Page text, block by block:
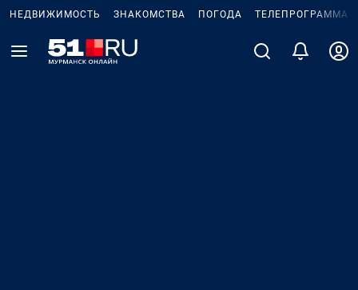
НЕДВИЖИМОСТЬ ЗНАКОМСТВА ПОГОДА ТЕЛЕПРОГРАММА